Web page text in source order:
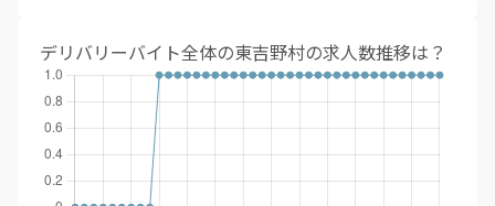
デリバリーバイト全体の東吉野村の求人数推移は？